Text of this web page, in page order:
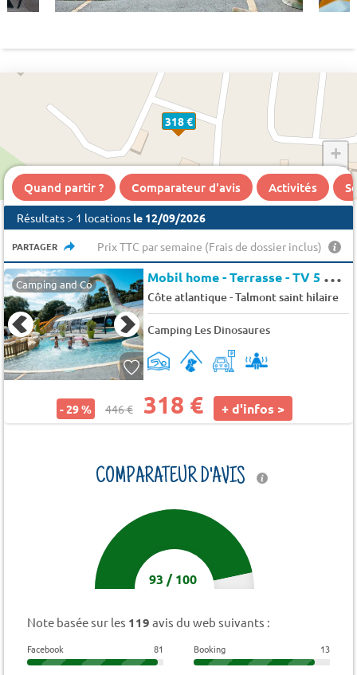
318 €
+
−
Quand partir ? Comparateur d'avis Activités
Résultats > 1 locations le 12/09/2026
PARTAGER Prix TTC par semaine (Frais de dossier inclus)
Camping and Co M
obil home - Terrasse - TV 5 pers.
Côte atlantique-Talmont saint hilaire
Camping Les Dinosaures
- 29 % 446 € 318 € + d'infos >
COMPARATEUR D'AVIS
93 /100
Note basée sur les 119 avis du web suivants :
Facebook 81 Booking 13